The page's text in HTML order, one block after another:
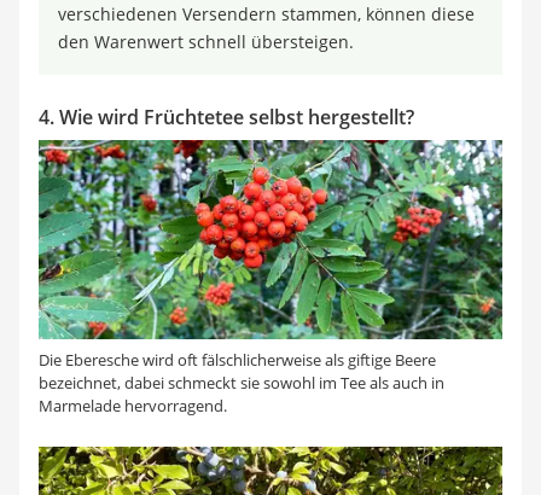
verschiedenen Versendern stammen, können diese
den Warenwert schnell übersteigen.
4. Wie wird Früchtetee selbst hergestellt?
Die Eberesche wird oft fälschlicherweise als giftige Beere
bezeichnet, dabei schmeckt sie sowohl im Tee als auch in
Marmelade hervorragend.